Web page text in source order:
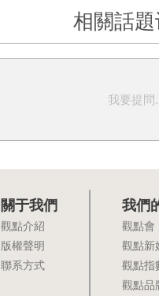
相關話
我要提問
關于我們
觀點介紹
版權聲明
聯系方式
我們
觀點會
觀點新
觀點指
觀點品